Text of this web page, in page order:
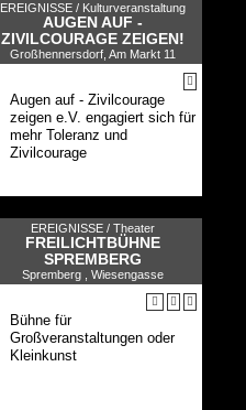
EREIGNISSE / Kulturveranstaltung
AUGEN AUF -
ZIVILCOURAGE ZEIGEN!
Großhennersdorf, Am Markt 11
Augen auf - Zivilcourage
zeigen e.V. engagiert sich für
mehr Toleranz und
Zivilcourage
EREIGNISSE / Theater
FREILICHTBÜHNE
SPREMBERG
Spremberg , Wiesengasse
Bühne für
Großveranstaltungen oder
Kleinkunst